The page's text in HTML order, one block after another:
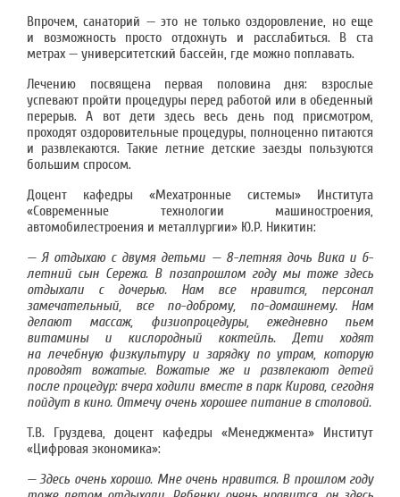
Впрочем, санаторий — это не только оздоровление, но еще
и возможность просто отдохнуть и расслабиться. В ста
метрах — университетский бассейн, где можно поплавать.
Лечению посвящена первая половина дня: взрослые
успевают пройти процедуры перед работой или в обеденный
перерыв. А вот дети здесь весь день под присмотром,
проходят оздоровительные процедуры, полноценно питаются
и развлекаются. Такие летние детские заезды пользуются
большим спросом.
Доцент кафедры «Мехатронные системы» Института
«Современные технологии машиностроения,
автомобилестроения и металлургии» Ю.Р. Никитин:
— Я отдыхаю с двумя детьми — 8-летняя дочь Вика и 6-
летний сын Сережа. В позапрошлом году мы тоже здесь
отдыхали с дочерью. Нам все нравится, персонал
замечательный, все по-доброму, по-домашнему. Нам
делают массаж, физиопроцедуры, ежедневно пьем
витамины и кислородный коктейль. Дети ходят
на лечебную физкультуру и зарядку по утрам, которую
проводят вожатые. Вожатые же и развлекают детей
после процедур: вчера ходили вместе в парк Кирова, сегодня
пойдут в кино. Отмечу очень хорошее питание в столовой.
Т.В. Груздева, доцент кафедры «Менеджмента» Институт
«Цифровая экономика»:
— Здесь очень хорошо. Мне очень нравится. В прошлом году